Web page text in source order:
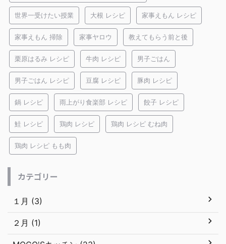
世界一受けたい授業 大根 レシピ 家事えもん レシピ
家事えもん 掃除 家事ヤロウ 教えてもらう前と後
栗原はるみ レシピ 牛肉 レシピ 男子ごはん
男子ごはん レシピ 豆腐 レシピ 豚肉 レシピ
鍋 レシピ 雨上がり食楽部 レシピ 餃子 レシピ
鮭 レシピ 鶏肉 レシピ 鶏肉 レシピ むね肉
鶏肉 レシピ もも肉
カテゴリー
１月 (3)
２月 (1)